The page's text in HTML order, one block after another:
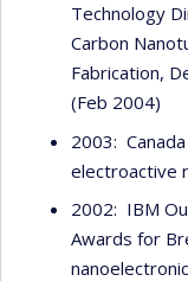
Technology
Carbon
Fabrication,
(Feb 2004)
2003:
electroactive
2002: IBM
Awards for